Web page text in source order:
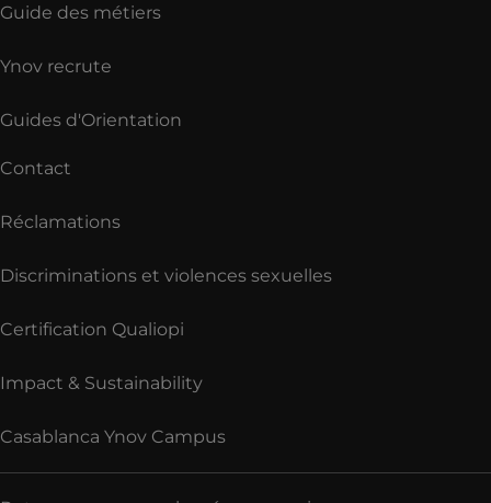
Guide des métiers
Ynov recrute
Guides d'Orientation
Contact
Réclamations
Discriminations et violences sexuelles
Certification Qualiopi
Impact & Sustainability
Casablanca Ynov Campus